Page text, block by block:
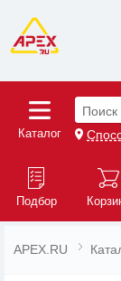
Каталог
Поиск
Подбор
APEX.RU